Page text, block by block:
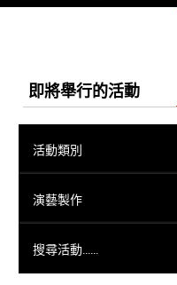
即將舉行的活動
活動類別
演藝製作